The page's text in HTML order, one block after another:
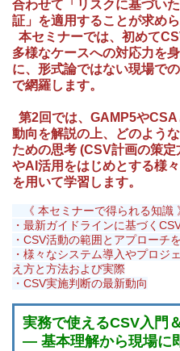
合わせて「リスクに基づい
証」を適用することが求めら
本セミナーでは、初めて
多様なケースへの対応力を
に、形式論ではない現場で
で網羅します。
第2回では、GAMP5や
動向を解説の上、どのよう
ための思考 (CSV計画の策
やAI活用をはじめとする様
を用いて学習します。
《 本セミナーで得られる知識
・最新ガイドラインに基づく
・CSV活動の範囲とアプローチ
・様々なシステム導入やプロジ
え方と方法および実際
・CSV実施判断の最新動向
実務で使えるCSV入門
― 基本理解から現場に